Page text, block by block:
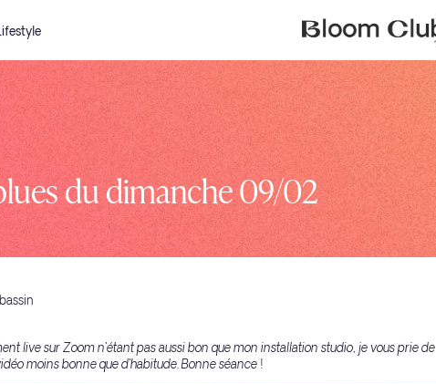
du dimanche 09/02
live sur Zoom n'étant pas aussi bon que mon installation studio, je vous prie de
moins bonne que d'habitude. Bonne séance !